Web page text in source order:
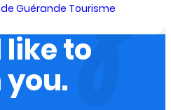
Guérande Tourisme
like to